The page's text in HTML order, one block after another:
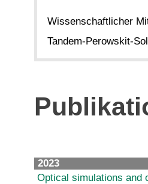
Wissenschaftlicher
Tandem-Perowskit-
2023
Optical simulations and